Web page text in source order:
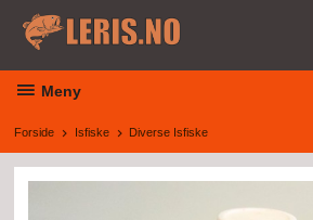
innholdet
Meny
Forside Isfiske Diverse Isfiske